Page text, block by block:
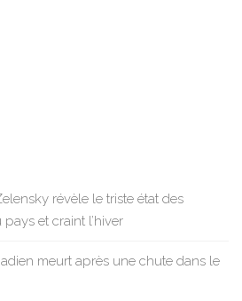
révèle le triste état des
et craint l’hiver
meurt après une chute dans le